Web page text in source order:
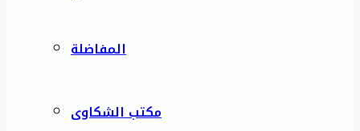
المفاضلة
مكتب الشكاوى